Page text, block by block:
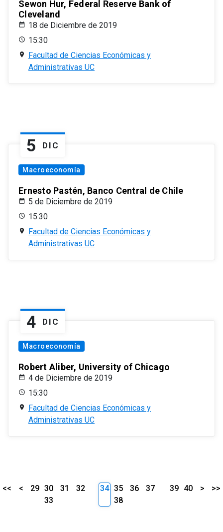
Sewon Hur, Federal Reserve Bank of
Cleveland
18 de Diciembre de 2019
15:30
Facultad de Ciencias Económicas y
Administrativas UC
5 DIC
Macroeconomía
Ernesto Pastén, Banco Central de Chile
5 de Diciembre de 2019
15:30
Facultad de Ciencias Económicas y
Administrativas UC
4 DIC
Macroeconomía
Robert Aliber, University of Chicago
4 de Diciembre de 2019
15:30
Facultad de Ciencias Económicas y
Administrativas UC
<< < 29 30 31
32
33
34 35 36
37
38
39 40 > >>